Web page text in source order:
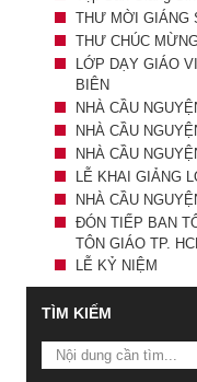
THƯ MỜI GIÁNG
THƯ CHÚC
LỚP DẠY GIÁO
BIÊN
NHÀ CẦU
NHÀ CẦU
NHÀ CẦU
LỄ KHAI GIẢNG
NHÀ CẦU
ĐÓN TIẾP BAN
TÔN GIÁO TP.
LỄ KỶ NIỆM
TÌM KIẾM